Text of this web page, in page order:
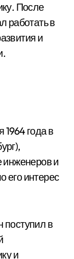
После
работать в
и
года в
и
его интерес
в
и